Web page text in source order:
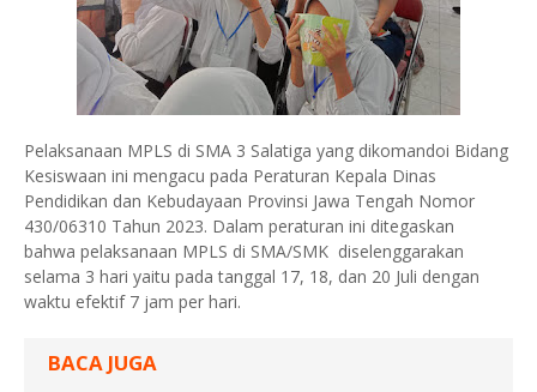
Pelaksanaan MPLS di SMA 3 Salatiga yang dikomandoi Bidang
Kesiswaan ini mengacu pada Peraturan Kepala Dinas
Pendidikan dan Kebudayaan Provinsi Jawa Tengah Nomor
430/06310 Tahun 2023. Dalam peraturan ini ditegaskan
bahwa pelaksanaan MPLS di SMA/SMK diselenggarakan
selama 3 hari yaitu pada tanggal 17, 18, dan 20 Juli dengan
waktu efektif 7 jam per hari.
BACA JUGA